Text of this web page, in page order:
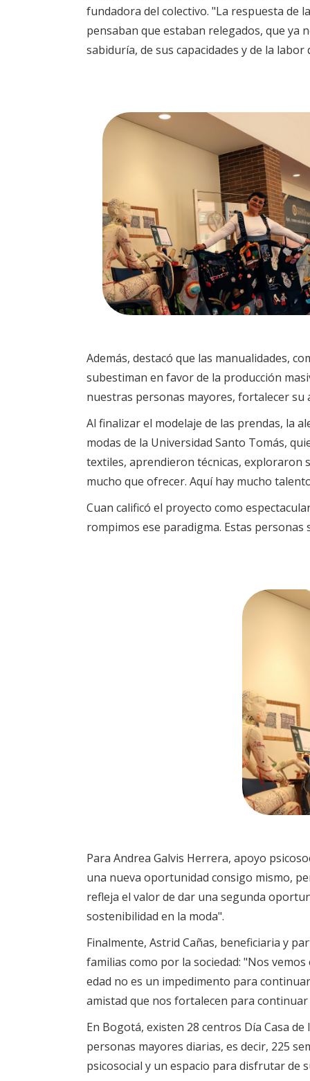
fundadora del colectivo. "La respuesta de
pensaban que estaban relegados, que ya
sabiduría, de sus capacidades y de la
Además, destacó que las manualidades,
subestiman en favor de la producción
nuestras personas mayores, fortalecer
Al finalizar el modelaje de las prendas, la
modas de la Universidad Santo Tomás,
textiles, aprendieron técnicas, exploraron
mucho que ofrecer. Aquí hay mucho
Cuan calificó el proyecto como
rompimos ese paradigma. Estas personas
Para Andrea Galvis Herrera, apoyo
una nueva oportunidad consigo mismo,
refleja el valor de dar una segunda
sostenibilidad en la moda".
Finalmente, Astrid Cañas, beneficiaria y
familias como por la sociedad: "Nos
edad no es un impedimento para
amistad que nos fortalecen para
En Bogotá, existen 28 centros Día Casa
personas mayores diarias, es decir, 225
psicosocial y un espacio para disfrutar de